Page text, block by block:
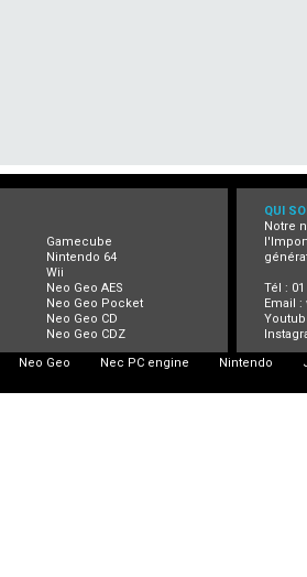
Gamecube
Nintendo 64
Wii
Neo Geo AES
Neo Geo Pocket
Neo Geo CD
Neo Geo CDZ
QUI
Notre
Tél : 01
Email :
Neo Geo Nec PC engine Nintendo